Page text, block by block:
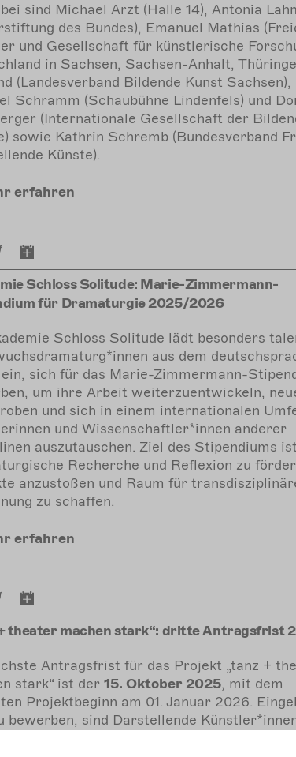
sind Michael Arzt (Halle 14), Antonia
des Bundes), Emanuel Mathias (
und Gesellschaft für künstlerische
in Sachsen, Sachsen-Anhalt,
(Landesverband Bildende Kunst Sachsen),
Schramm (Schaubühne Lindenfels) und
(Internationale Gesellschaft der
sowie Kathrin Schremb (Bundesverband
Künste).
erfahren
Schloss Solitude: Marie-Zimmermann-
für Dramaturgie 2025/2026
Schloss Solitude lädt besonders
aus dem
ein, sich für das Marie-Zimmermann-
um ihre Arbeit weiterzuentwickeln,
und sich in einem internationalen
und Wissenschaftler*innen anderer
auszutauschen. Ziel des Stipendiums
Recherche und Reflexion zu
anzustoßen und Raum für
zu schaffen.
erfahren
theater machen stark“: dritte Antragsfrist
Antragsfrist für das Projekt „tanz +
stark“ ist der15. Oktober 2025, mit dem
Projektbeginn am 01. Januar 2026.
bewerben, sind Darstellende